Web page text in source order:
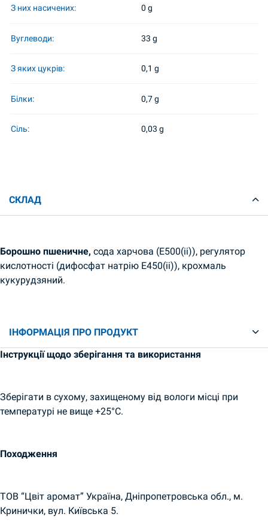
З них насичених: 0 g
Вуглеводи: 33 g
З яких цукрів: 0,1 g
Білки: 0,7 g
Сіль: 0,03 g
СКЛАД
Борошно пшеничне, сода харчова (E500(ii)), регулятор
кислотності (дифосфат натрію E450(ii)), крохмаль
кукурудзяний.
ІНФОРМАЦІЯ ПРО ПРОДУКТ
Інструкції щодо зберігання та використання
Зберігати в сухому, захищеному від вологи місці при
температурі не вище +25°С.
Походження
ТОВ “Цвіт аромат” Україна, Дніпропетровська обл., м.
Кринички, вул. Київська 5.